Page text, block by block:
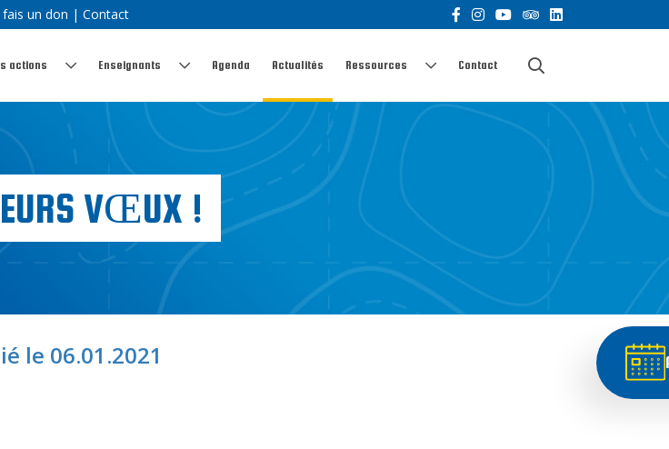
fais un don | Contact
actions Enseignants Agenda Actualités Ressources Contact
VŒUX !
le 06.01.2021